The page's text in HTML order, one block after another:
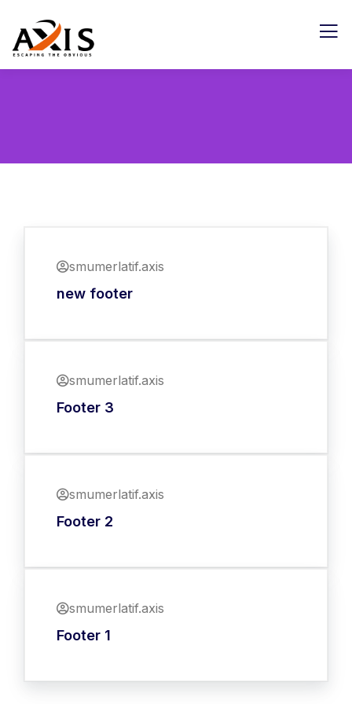
smumerlatif.axis
new footer
smumerlatif.axis
Footer 3
smumerlatif.axis
Footer 2
smumerlatif.axis
Footer 1